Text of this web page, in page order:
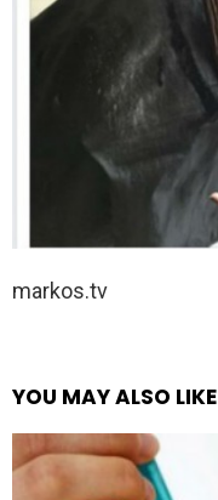
markos.tv
YOU MAY ALSO LIKE